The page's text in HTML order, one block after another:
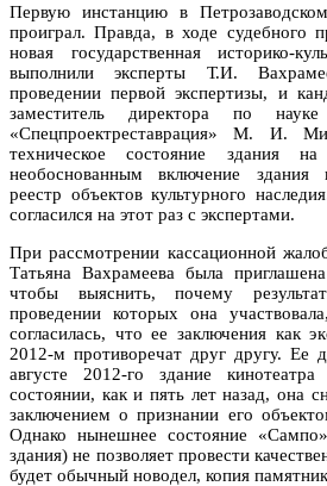
Первую инстанцию в
проиграл. Правда, в ходе судебного
новая государственная историко-
выполнили эксперты Т.И.
проведении первой экспертизы, и
заместитель директора по
«Спецпроектреставрация» М. И.
техническое состояние здания
необоснованным включение
реестр объектов культурного
согласился на этот раз с экспертами.
При рассмотрении кассационной
Татьяна Вахрамеева была
чтобы выяснить, почему
проведении которых она
согласилась, что ее заключения как
2012-м противоречат друг другу. Ее
августе 2012-го здание
состоянии, как и пять лет назад, она
заключением о признании его
Однако нынешнее состояние
здания) не позволяет провести
будет обычный новодел, копия